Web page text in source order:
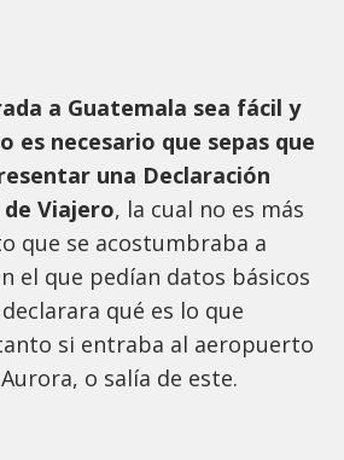
a Guatemala sea fácil y
es necesario que sepas que
una Declaración
de Viajero, la cual no es más
que se acostumbraba a
el que pedían datos básicos
qué es lo que
si entraba al aeropuerto
o salía de este.